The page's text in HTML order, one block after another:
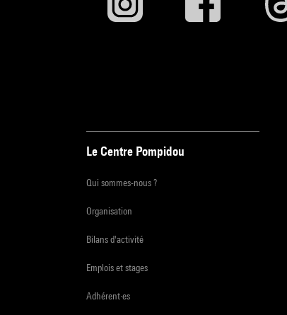
Le Centre Pompidou
Qui sommes-nous ?
Organisation
Bilans d'activité
Emplois et stages
Adhérent·es